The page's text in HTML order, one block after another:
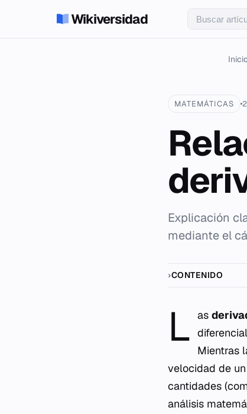
Wikiversidad
MATEMÁTICAS
Explicación
mediante el
CONTENIDO
L as
Mientras
velocidad de
cantidades
análisis